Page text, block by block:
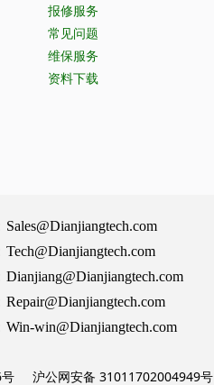
报修服务
常见问题
维保服务
资料下载
win@Dianjiangtech.com
沪公网安备 31011702004949号